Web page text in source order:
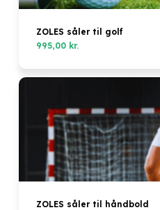
Ingen
ZOLES såler til golf
995,00 kr.
ZOLES såler til håndbold